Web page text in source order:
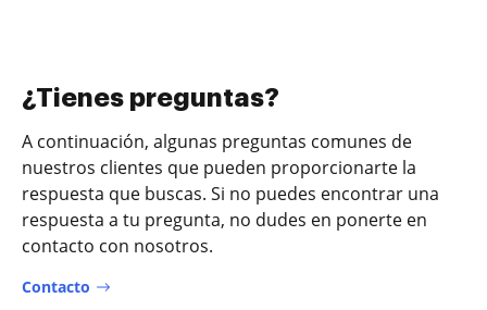
¿Tienes preguntas?
A continuación, algunas preguntas comunes de
nuestros clientes que pueden proporcionarte la
respuesta que buscas. Si no puedes encontrar una
respuesta a tu pregunta, no dudes en ponerte en
contacto con nosotros.
Contacto